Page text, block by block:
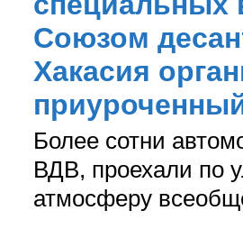
Союзом
Хакасия
Более сотни
ВДВ, проехали по
атмосферу